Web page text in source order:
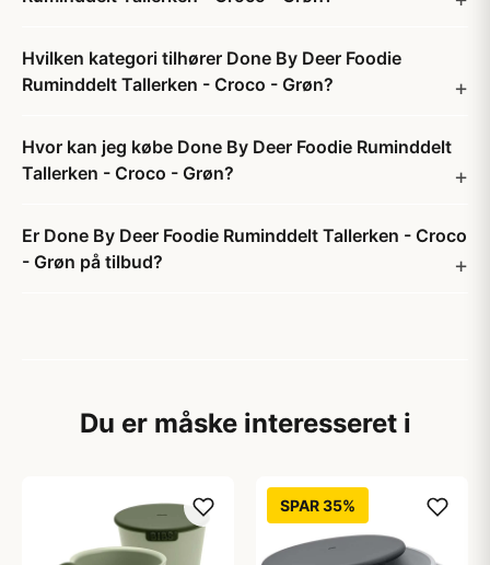
Hvilken kategori tilhører Done By Deer Foodie
Ruminddelt Tallerken - Croco - Grøn?
Hvor kan jeg købe Done By Deer Foodie Ruminddelt
Tallerken - Croco - Grøn?
Er Done By Deer Foodie Ruminddelt Tallerken - Croco
- Grøn på tilbud?
Du er måske interesseret i
SPAR 35%